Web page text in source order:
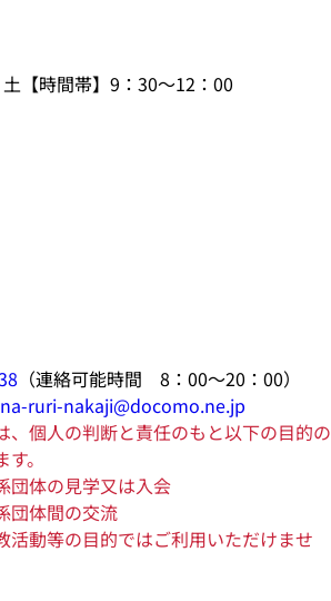
土【時間帯】9：30～12：00
（連絡可能時間 8：00～20：00）
ruri-nakaji@docomo.ne.jp
、個人の判断と責任のもと以下の目的の
。
団体の見学又は入会
団体間の交流
活動等の目的ではご利用いただけませ